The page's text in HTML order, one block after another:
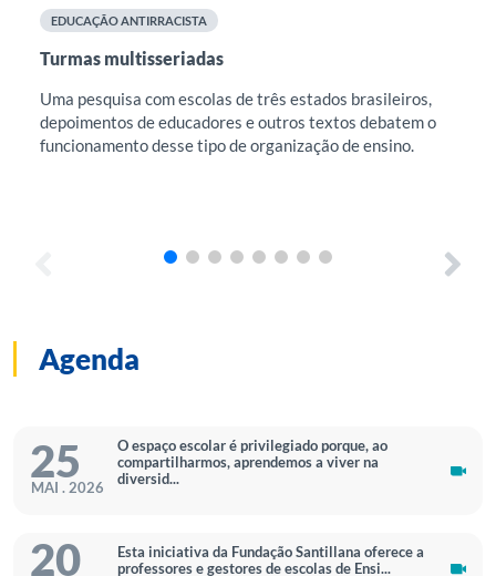
EDUCAÇÃO ANTIRRACISTA
Turmas multisseriadas
Uma pesquisa com escolas de três estados brasileiros,
depoimentos de educadores e outros textos debatem o
funcionamento desse tipo de organização de ensino.
Agenda
25
MAI . 2026
O espaço escolar é privilegiado porque, ao
compartilharmos, aprendemos a viver na
diversid...
20
Esta iniciativa da Fundação Santillana oferece a
professores e gestores de escolas de Ensi...